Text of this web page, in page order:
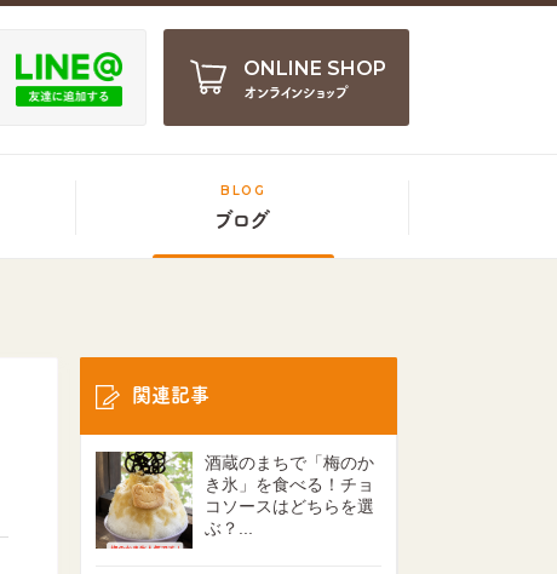
ONLINE SHOP
オンラインショップ
BLOG
ブログ
関連記事
酒蔵のまちで「梅のか
き氷」を食べる！チョ
コソースはどちらを選
ぶ？...